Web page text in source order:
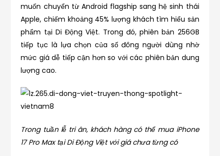
muốn chuyển từ Android flagship sang hệ sinh thái
Apple, chiếm khoảng 45% lượng khách tìm hiểu sản
phẩm tại Di Động Việt. Trong đó, phiên bản 256GB
tiếp tục là lựa chọn của số đông người dùng nhờ
mức giá dễ tiếp cận hơn so với các phiên bản dung
lượng cao.
Trong tuần lễ tri ân, khách hàng có thể mua iPhone
17 Pro Max tại Di Động Việt với giá chưa từng có